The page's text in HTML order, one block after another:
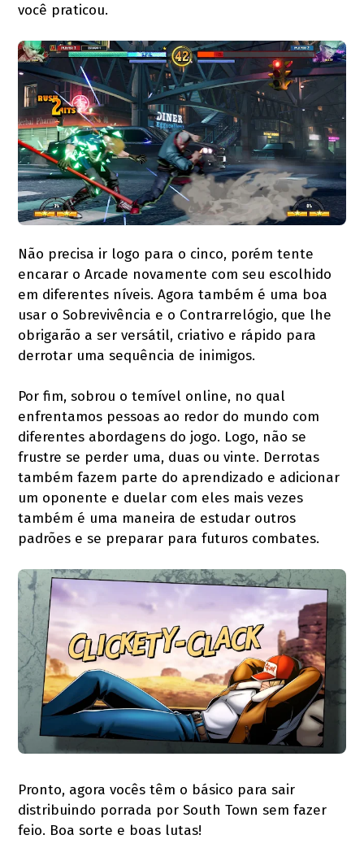
você praticou.
Não precisa ir logo para o cinco, porém tente
encarar o Arcade novamente com seu escolhido
em diferentes níveis. Agora também é uma boa
usar o Sobrevivência e o Contrarrelógio, que lhe
obrigarão a ser versátil, criativo e rápido para
derrotar uma sequência de inimigos.
Por fim, sobrou o temível online, no qual
enfrentamos pessoas ao redor do mundo com
diferentes abordagens do jogo. Logo, não se
frustre se perder uma, duas ou vinte. Derrotas
também fazem parte do aprendizado e adicionar
um oponente e duelar com eles mais vezes
também é uma maneira de estudar outros
padrões e se preparar para futuros combates.
Pronto, agora vocês têm o básico para sair
distribuindo porrada por South Town sem fazer
feio. Boa sorte e boas lutas!